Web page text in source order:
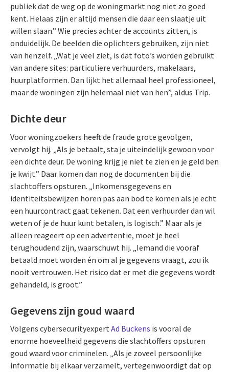
publiek dat de weg op de woningmarkt nog niet zo goed
kent. Helaas zijn er altijd mensen die daar een slaatje uit
willen slaan.” Wie precies achter de accounts zitten, is
onduidelijk. De beelden die oplichters gebruiken, zijn niet
van henzelf. „Wat je veel ziet, is dat foto’s worden gebruikt
van andere sites: particuliere verhuurders, makelaars,
huurplatformen. Dan lijkt het allemaal heel professioneel,
maar de woningen zijn helemaal niet van hen”, aldus Trip.
Dichte deur
Voor woningzoekers heeft de fraude grote gevolgen,
vervolgt hij. „Als je betaalt, sta je uiteindelijk gewoon voor
een dichte deur. De woning krijg je niet te zien en je geld ben
je kwijt.” Daar komen dan nog de documenten bij die
slachtoffers opsturen. „Inkomensgegevens en
identiteitsbewijzen horen pas aan bod te komen als je echt
een huurcontract gaat tekenen. Dat een verhuurder dan wil
weten of je de huur kunt betalen, is logisch.” Maar als je
alleen reageert op een advertentie, moet je heel
terughoudend zijn, waarschuwt hij. „Iemand die vooraf
betaald moet worden én om al je gegevens vraagt, zou ik
nooit vertrouwen. Het risico dat er met die gegevens wordt
gehandeld, is groot.”
Gegevens zijn goud waard
Volgens cybersecurityexpertAd Buckens is vooral de
enorme hoeveelheid gegevens die slachtoffers opsturen
goud waard voor criminelen. „Als je zoveel persoonlijke
informatie bij elkaar verzamelt, vertegenwoordigt dat op